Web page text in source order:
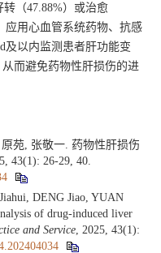
（47.88%）或治愈
用心血管系统药物、抗感
及以内监测患者肝功能变
而避免药物性肝损伤的进
苑, 张敬一. 药物性肝损伤
43(1): 26-29, 40.
DENG Jiao, YUAN
of drug-induced liver
and Service , 2025, 43(1):